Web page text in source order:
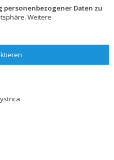
personenbezogener Daten zu
Weitere